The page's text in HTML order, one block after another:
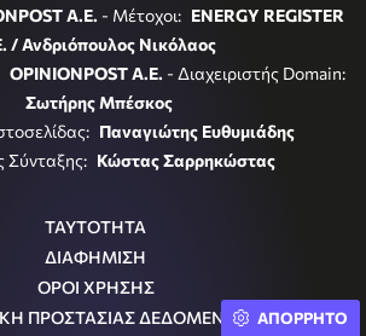
A.E. - Μέτοχοι: ENERGY REGISTER
/ Ανδριόπουλος Νικόλαος
OPINIONPOST A.E. - Διαχειριστής Domain:
Σωτήρης Μπέσκος
Παναγιώτης Ευθυμιάδης
Σύνταξης: Κώστας Σαρρηκώστας
ΤΑΥΤΟΤΗΤΑ
ΔΙΑΦΗΜΙΣΗ
ΟΡΟΙ ΧΡΗΣΗΣ
ΠΡΟΣΤΑΣΙΑΣ ΔΕΔΟΜΕΝΩΝ ΑΠΟΡΡΗΤΟ